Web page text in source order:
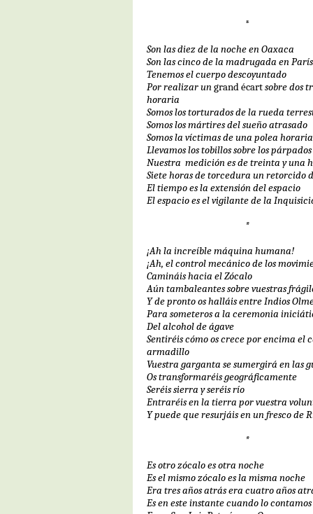
*
Son las diez de la noche en Oaxaca
Son las cinco de la madrugada en París
Tenemos el cuerpo descoyuntado
Por realizar ungrand écartsobre dos
horaria
Somos los torturados de la rueda
Somos los mártires del sueño atrasado
Somos la víctimas de una polea horaria
Llevamos los tobillos sobre los párpados
Nuestra medición es de treinta y una
Siete horas de torcedura un retorcido
El tiempo es la extensión del espacio
El espacio es el vigilante de la
*
¡Ah la increíble máquina humana!
¡Ah, el control mecánico de los
Camináis hacia el Zócalo
Aún tambaleantes sobre vuestras
Y de pronto os halláis entre Indios
Para someteros a la ceremonia
Del alcohol de ágave
Sentiréis cómo os crece por encima el
armadillo
Vuestra garganta se sumergirá en las
Os transformaréis geográficamente
Seréis sierra y seréis río
Entraréis en la tierra por vuestra
Y puede que resurjáis en un fresco de
*
Es otro zócalo es otra noche
Es el mismo zócalo es la misma noche
Era tres años atrás era cuatro años
Es en este instante cuando lo contamos